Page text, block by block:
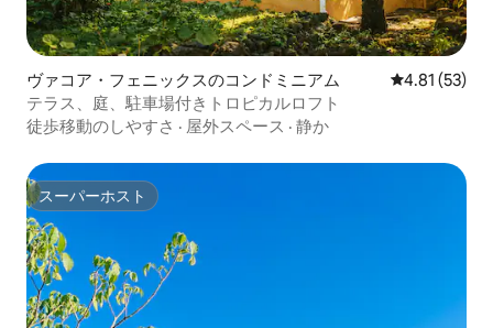
ヴァコア・フェニックスのコンドミニアム レビュー53
4.81 (53)
テラス、庭、駐車場付きトロピカルロフト
徒歩移動のしやすさ · 屋外スペース · 静か
スーパーホスト
スーパーホスト